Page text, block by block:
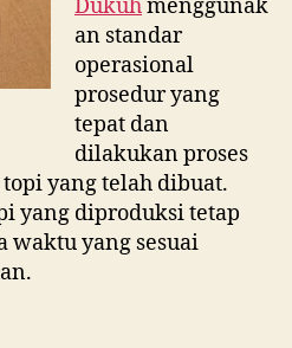
Dukuhmenggunak
an standar
operasional
prosedur yang
tepat dan
dilakukan proses
yang telah dibuat.
yang diproduksi tetap
waktu yang sesuai